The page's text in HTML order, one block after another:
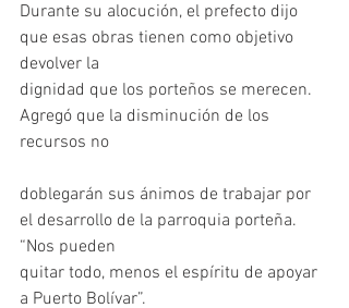
Durante su alocución, el prefecto dijo
que esas obras tienen como objetivo
devolver la
dignidad que los porteños se merecen.
Agregó que la disminución de los
recursos no
doblegarán sus ánimos de trabajar por
el desarrollo de la parroquia porteña.
“Nos pueden
quitar todo, menos el espíritu de apoyar
a Puerto Bolívar”.